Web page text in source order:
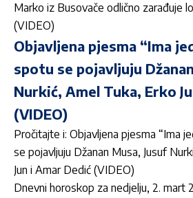
Marko iz Busovače odlično zarađuje
(VIDEO)
Objavljena pjesma “Ima
spotu se pojavljuju
Nurkić, Amel Tuka, Erko
(VIDEO)
Pročitajte i: Objavljena pjesma “Ima
se pojavljuju Džanan Musa, Jusuf
Jun i Amar Dedić (VIDEO)
Dnevni horoskop za nedjelju, 2. mart